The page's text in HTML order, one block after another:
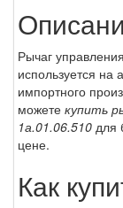
Рычаг
используется на
импортного
можете купить
1а.01.06.510 для
цене.
Как